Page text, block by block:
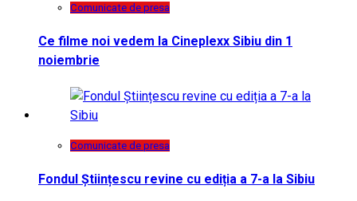
Comunicate de presa
Ce filme noi vedem la Cineplexx Sibiu din 1
noiembrie
Comunicate de presa
Fondul Științescu revine cu ediția a 7-a la Sibiu